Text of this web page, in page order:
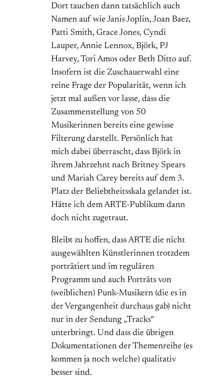
Dort tauchen dann tatsächlich auch
Namen auf wie Janis Joplin, Joan Baez,
Patti Smith, Grace Jones, Cyndi
Lauper, Annie Lennox, Björk, PJ
Harvey, Tori Amos oder Beth Ditto auf.
Insofern ist die Zuschauerwahl eine
reine Frage der Popularität, wenn ich
jetzt mal außen vor lasse, dass die
Zusammenstellung von 50
Musikerinnen bereits eine gewisse
Filterung darstellt. Persönlich hat
mich dabei überrascht, dass Björk in
ihrem Jahrzehnt nach Britney Spears
und Mariah Carey bereits auf dem 3.
Platz der Beliebtheitsskala gelandet ist.
Hätte ich dem ARTE-Publikum dann
doch nicht zugetraut.
Bleibt zu hoffen, dass ARTE die nicht
ausgewählten Künstlerinnen trotzdem
porträtiert und im regulären
Programm und auch Porträts von
(weiblichen) Punk-Musikern (die es in
der Vergangenheit durchaus gab) nicht
nur in der Sendung „Tracks“
unterbringt. Und dass die übrigen
Dokumentationen der Themenreihe (es
kommen ja noch welche) qualitativ
besser sind.